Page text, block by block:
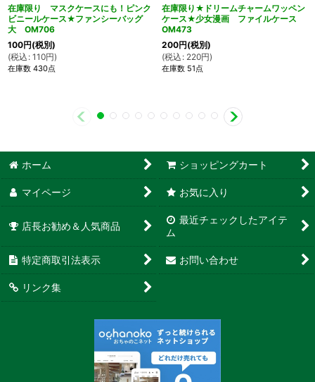
在庫限り マスクケースにも！ピンク
ビニールケース★ファンシーバッグ
大 OM706
100円(税別)
(税込 : 110円)
在庫数 430点
在庫限り★ドリームチャームワッペン
ケース★少女漫画 ファイルケース
OM473
200円(税別)
(税込 : 220円)
在庫数 51点
ホーム ショッピングカート
マイページ お気に入り
店長お勧め＆人気商品
最近チェックしたアイテ
ム
特定商取引法表示 お問い合わせ
リンク集